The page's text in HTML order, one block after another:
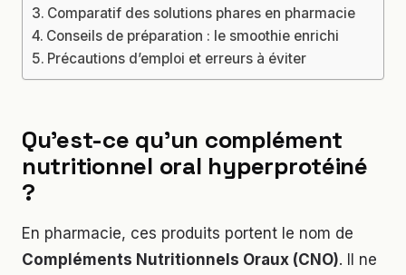
Comparatif des solutions phares en pharmacie
Conseils de préparation : le smoothie enrichi
Précautions d’emploi et erreurs à éviter
Qu’est-ce qu’un complément
nutritionnel oral hyperprotéiné
?
En pharmacie, ces produits portent le nom de
Compléments Nutritionnels Oraux (CNO). Il ne